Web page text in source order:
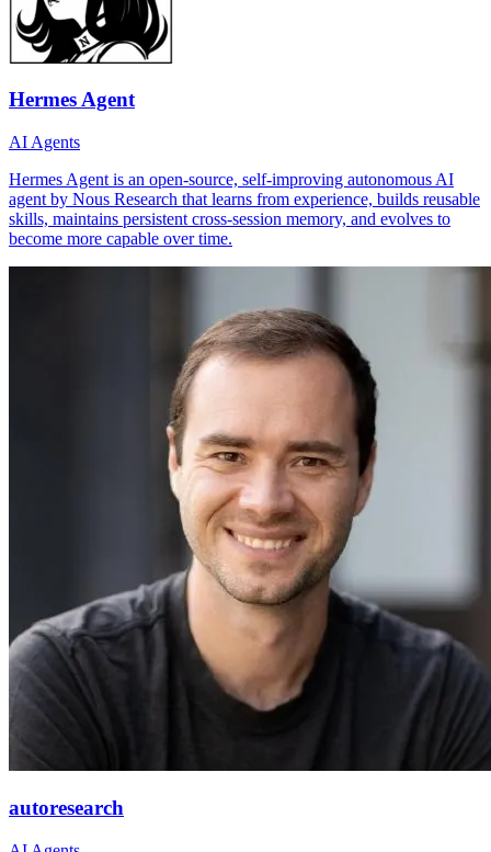
Hermes Agent
AI Agents
Hermes Agent is an open-source, self-improving autonomous AI
agent by Nous Research that learns from experience, builds reusable
skills, maintains persistent cross-session memory, and evolves to
become more capable over time.
autoresearch